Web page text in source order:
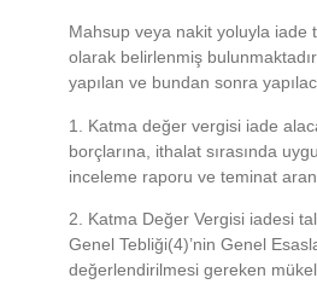
Mahsup veya nakit yoluyla iade
olarak belirlenmiş
yapılan ve bundan sonra
1. Katma değer vergisi iade
borçlarına, ithalat sırasında
inceleme raporu ve teminat
2. Katma Değer Vergisi iadesi
Genel Tebliği(4)’nin Genel
değerlendirilmesi gereken